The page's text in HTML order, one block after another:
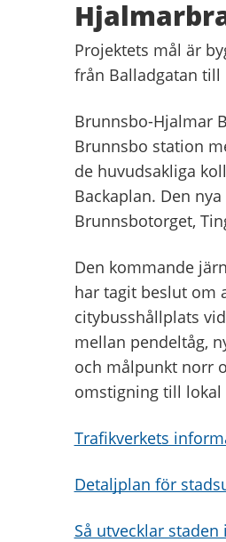
Projektets mål är
från Balladgatan
Brunnsbo-Hjalmar
Brunnsbo station
de huvudsakliga
Backaplan. Den
Brunnsbotorget,
Den kommande
har tagit beslut om
citybusshållplats
mellan pendeltåg,
och målpunkt norr
omstigning till lokal
Trafikverkets
Detaljplan för
Så utvecklar